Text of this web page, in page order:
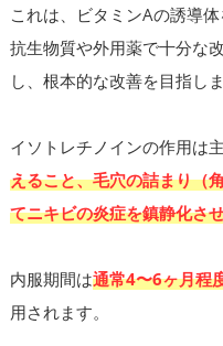
これは、ビタミンAの誘導
抗生物質や外用薬で十分な
し、根本的な改善を目指しま
イソトレチノインの作用は
えること、毛穴の詰まり（
てニキビの炎症を鎮静化さ
内服期間は通常4〜6ヶ月程
用されます。